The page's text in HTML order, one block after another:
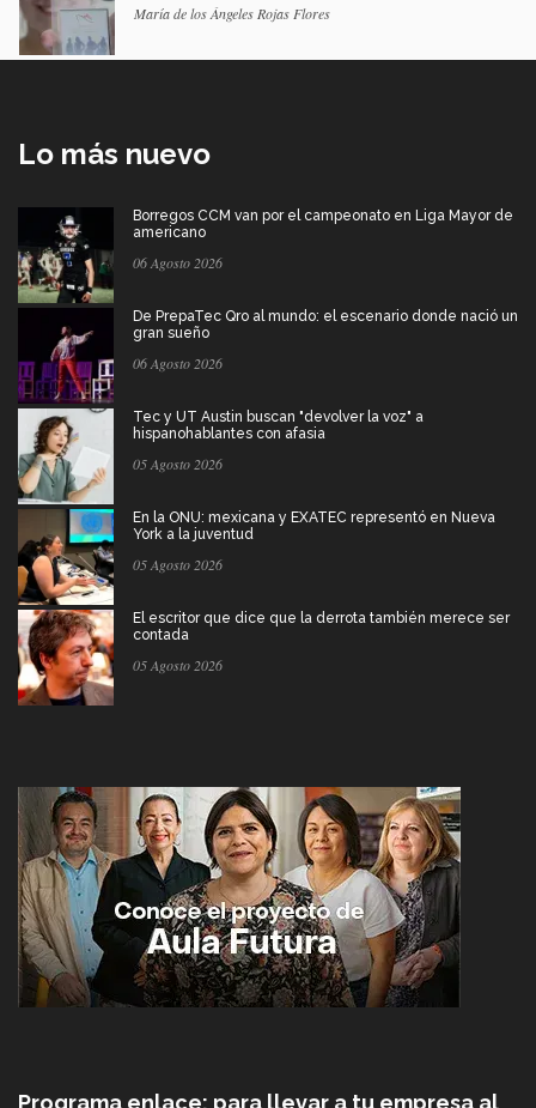
María de los Ángeles Rojas Flores
Lo más nuevo
Borregos CCM van por el campeonato en Liga Mayor de
americano
06 Agosto 2026
De PrepaTec Qro al mundo: el escenario donde nació un
gran sueño
06 Agosto 2026
Tec y UT Austin buscan "devolver la voz" a
hispanohablantes con afasia
05 Agosto 2026
En la ONU: mexicana y EXATEC representó en Nueva
York a la juventud
05 Agosto 2026
El escritor que dice que la derrota también merece ser
contada
05 Agosto 2026